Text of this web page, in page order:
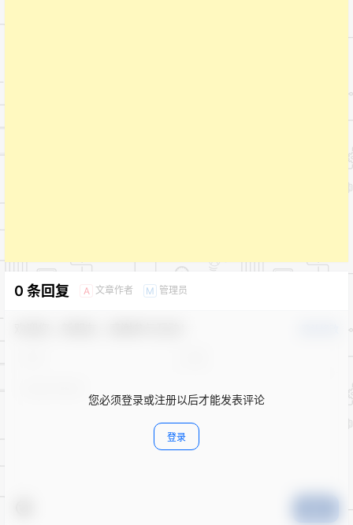
0 条回复 A 文章作者 M 管理员
您必须登录或注册以后才能发表评论
登录